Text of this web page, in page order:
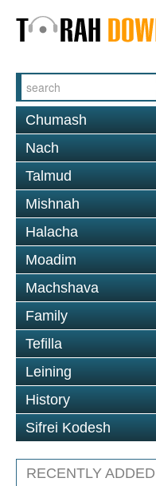
Chumash
Nach
Talmud
Mishnah
Halacha
Moadim
Machshava
Family
Tefilla
Leining
History
Sifrei Kodesh
RECENTLY ADDED